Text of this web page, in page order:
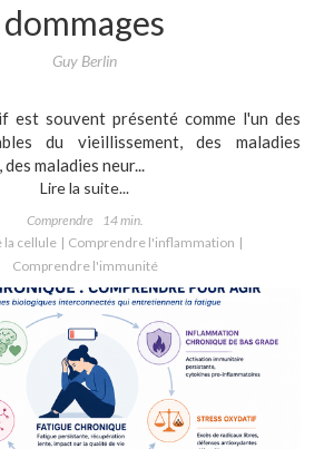
dommages
Guy Berlin
est souvent présenté comme l'un des
du vieillissement, des maladies
maladies neur...
Lire la suite...
Comprendre
14 min.
la cellule
Comprendre l'inflammation
Comprendre l'immunité